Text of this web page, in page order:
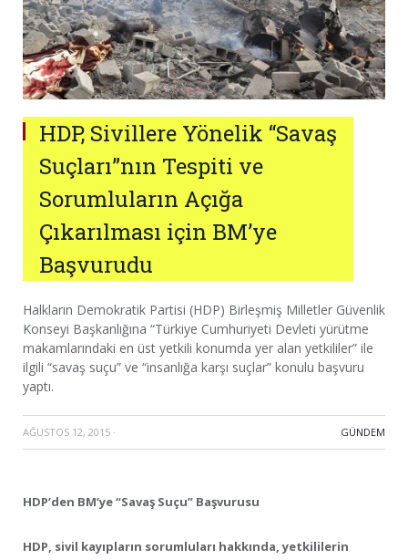
HDP, Sivillere Yönelik “Savaş
Suçları”nın Tespiti ve
Sorumluların Açığa
Çıkarılması için BM’ye
Başvurudu
Halkların Demokratik Partisi (HDP) Birleşmiş Milletler Güvenlik
Konseyi Başkanlığına “Türkiye Cumhuriyeti Devleti yürütme
makamlarındaki en üst yetkili konumda yer alan yetkililer” ile
ilgili “savaş suçu” ve “insanlığa karşı suçlar” konulu başvuru
yaptı.
AĞUSTOS 12, 2015 · GÜNDEM
HDP’den BM’ye “Savaş Suçu” Başvurusu
HDP, sivil kayıpların sorumluları hakkında, yetkililerin